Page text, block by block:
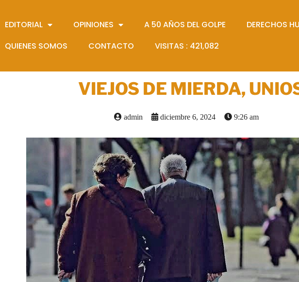
EDITORIAL OPINIONES A 50 AÑOS DEL GOLPE DERECHOS
QUIENES SOMOS
CONTACTO VISITAS : 421,082
VIEJOS DE MIERDA,
admin diciembre 6, 2024 9:26 am